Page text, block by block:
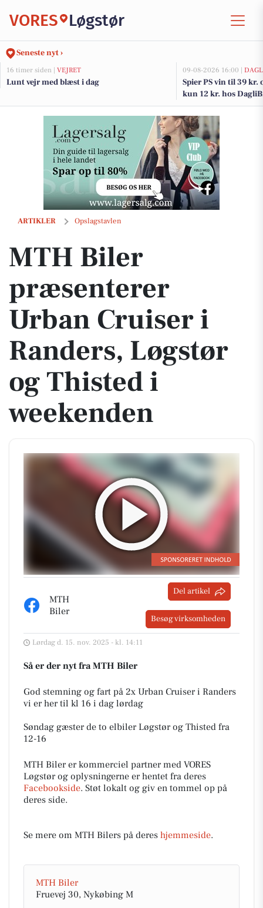
VORES Løgstør
Seneste nyt ›
16 timer siden | VEJRET
Lunt vejr med blæst i dag
09-08-2026 16:00 |
Spier PS vin til 39
kun 12 kr. hos
ARTIKLER Opslagstavlen
MTH Biler præsenterer Urban Cruiser i Randers, Løgstør og Thisted
MTH Biler
præsenterer
Urban Cruiser i
Randers, Løgstør
og Thisted i
weekenden
MTH
Biler
Del artikel
Besøg virksomheden
Lørdag d. 15. nov. 2025 - kl. 14:11
Så er der nyt fra MTH Biler
God stemning og fart på 2x Urban Cruiser i Randers
vi er her til kl 16 i dag lørdag
Søndag gæster de to elbiler Løgstør og Thisted fra
12-16
MTH Biler er kommerciel partner med VORES
Løgstør og oplysningerne er hentet fra deres
Facebookside. Støt lokalt og giv en tommel op på
deres side.
Se mere om MTH Bilers på deres hjemmeside.
MTH Biler
Fruevej 30, Nykøbing M